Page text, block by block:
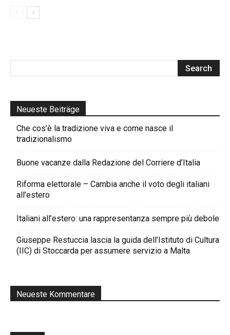
Neueste Beiträge
Che cos’è la tradizione viva e come nasce il
tradizionalismo
Buone vacanze dalla Redazione del Corriere d’Italia
Riforma elettorale – Cambia anche il voto degli italiani
all’estero
Italiani all’estero: una rappresentanza sempre più debole
Giuseppe Restuccia lascia la guida dell’Istituto di Cultura
(IIC) di Stoccarda per assumere servizio a Malta
Neueste Kommentare